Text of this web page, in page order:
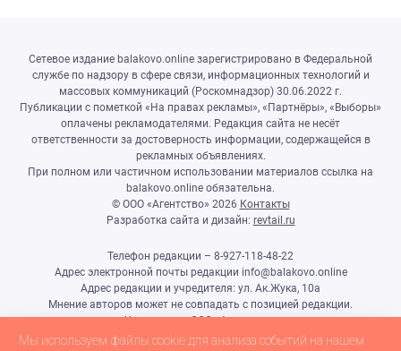
Сетевое издание balakovo.online зарегистрировано в Федеральной
службе по надзору в сфере связи, информационных технологий и
массовых коммуникаций (Роскомнадзор) 30.06.2022 г.
Публикации с пометкой «На правах рекламы», «Партнёры», «Выборы»
оплачены рекламодателями. Редакция сайта не несёт
ответственности за достоверность информации, содержащейся в
рекламных объявлениях.
При полном или частичном использовании материалов ссылка на
balakovo.online обязательна.
© ООО «Агентство» 2026 Контакты
Разработка сайта и дизайн: revtail.ru
Телефон редакции – 8-927-118-48-22
Адрес электронной почты редакции info@balakovo.online
Адрес редакции и учредителя: ул. Ак.Жука, 10а
Мнение авторов может не совпадать с позицией редакции.
Учредитель: ООО «Агентство»
Гл.редактор Ивлиева Н.Н.
Мы используем файлы cookie для анализа событий на нашем